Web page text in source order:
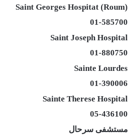
Saint Georges Hospitat (Roum)
01-585700
Saint Joseph Hospital
01-880750
Sainte Lourdes
01-390006
Sainte Therese Hospital
05-436100
مستشفى سرحال